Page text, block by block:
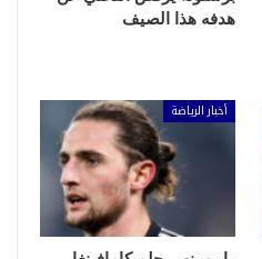
هدفه هذا الصيف
أخبار الرياضة